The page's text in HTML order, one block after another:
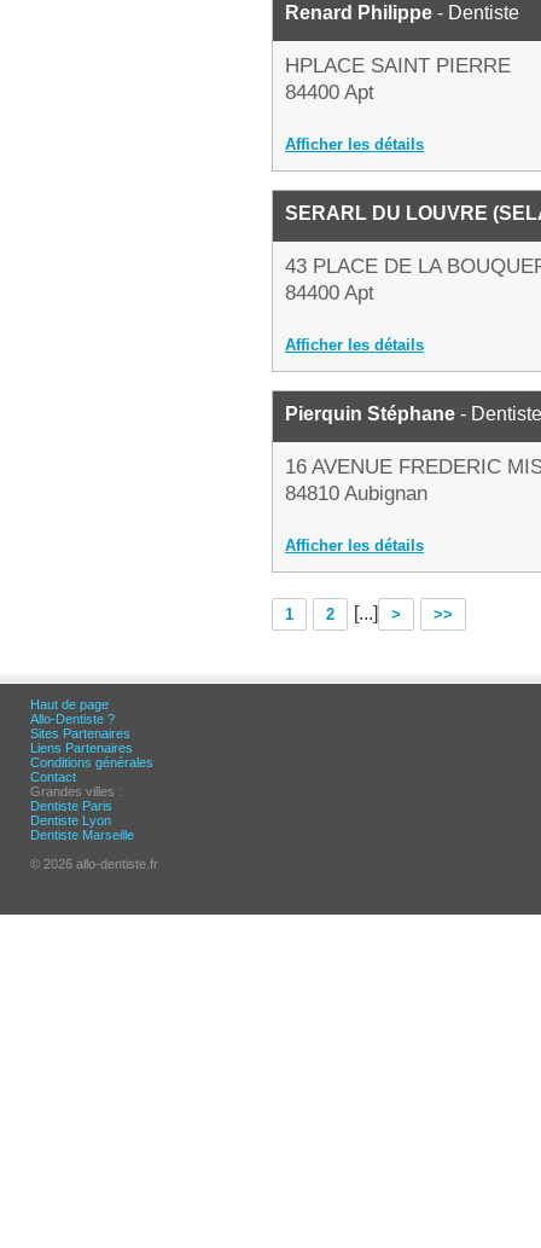
Renard Philippe - Dentiste
HPLACE SAINT PIERRE
84400 Apt
Afficher les détails
SERARL DU LOUVRE
43 PLACE DE LA
84400 Apt
Afficher les détails
Pierquin Stéphane - Dentiste
16 AVENUE FREDERIC
84810 Aubignan
Afficher les détails
1 2 [...] > >>
Haut de page
Allo-Dentiste ?
Sites Partenaires
Liens Partenaires
Conditions générales
Contact
Grandes villes :
Dentiste Paris
Dentiste Lyon
Dentiste Marseille
© 2026 allo-dentiste.fr